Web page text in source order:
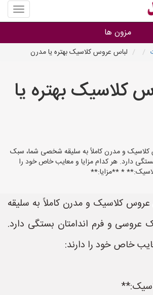
منوی
سایت
سال
مزون ها
استان ها
لباس عروس کلاسیک بهتره یا مدرن
کلاسیک بهتره یا
کلاسیک و مدرن کاملاً به سلیقه شخصی شما، سبک
دارد. هر کدام مزایا و معایب خاص خود را
* **مزایا:**
کلاسیک و مدرن کاملاً به سلیقه
و فرم اندامتان بستگی دارد.
خاص خود را دارند: